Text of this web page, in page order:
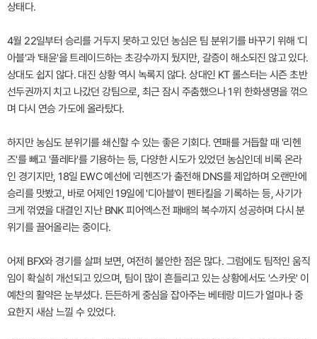
상태다.
4월 22일부터 승리를 거두지 못하고 있던 농심은 팀 분위기를 바꾸기 위해 '디
아블'과 '태윤'을 트레이드하는 초강수까지 뒀지만, 갈증이 해소되진 않고 있다.
상대도 쉽지 않다. 대진 상황 역시 녹록지 않다. 상대인 KT 롤스터는 시즌 초반
선두권까지 치고 나갔던 강팀으로, 최근 잠시 주춤했으나 1위 한화생명을 꺾으
며 다시 연승 가도에 올라탔다.
하지만 농심도 분위기를 쇄신할 수 있는 좋은 기회다. 연패를 거듭할 때 '리헨
즈'를 빼고 '플레타'를 기용하는 등, 다양한 시도가 있었던 농심인데 비록 온라
인 경기지만, 18일 EWC 예선에 '리헨즈'가 출전해 DNS를 제압하며 오랜만에
승리를 맛봤고, 바로 어제인 19일에 '디아블'이 펜타킬을 기록하는 등, 사기가
크게 꺾였을 대결인 지난 BNK 피어엑스전 패배의 복수까지 성공하며 다시 분
위기를 끌어올리는 중이다.
어제 BFX와 경기를 살펴 보면, 여전히 불안한 점은 많다. 그럼에도 팀적인 움직
임이 확실히 개선되고 있으며, 팀이 많이 흔들리고 있는 상황에서도 '스카웃' 이
예찬의 활약은 눈부셨다. 든든하게 중심을 잡아주는 베테랑 미드가 얼마나 중
요한지 새삼 느낄 수 있었다.